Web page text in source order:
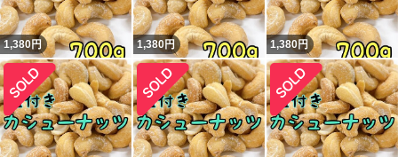
1,380円 1,380円 1,380円